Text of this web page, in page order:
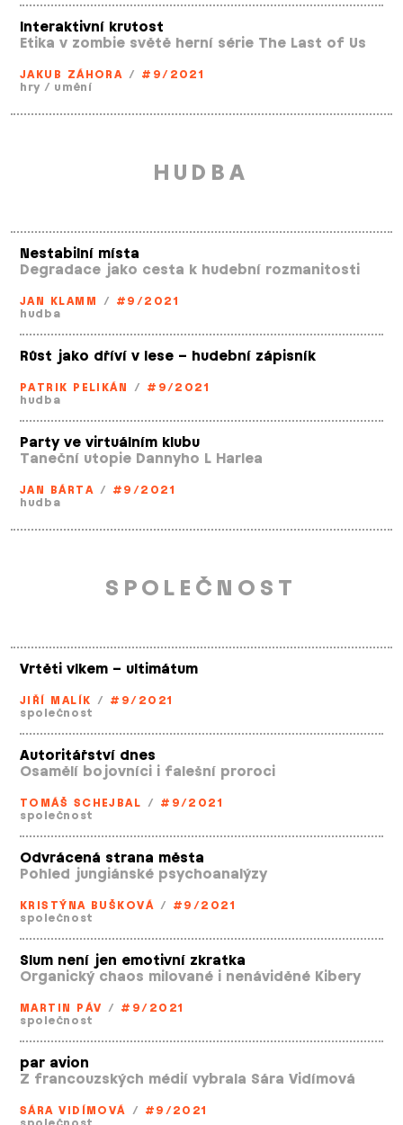
Interaktivní krutost
Etika v zombie světě herní série The Last of Us
JAKUB ZÁHORA / #9/2021
hry / umění
HUDBA
Nestabilní místa
Degradace jako cesta k hudební rozmanitosti
JAN KLAMM / #9/2021
hudba
Růst jako dříví v lese – hudební zápisník
PATRIK PELIKÁN / #9/2021
hudba
Party ve virtuálním klubu
Taneční utopie Dannyho L Harlea
JAN BÁRTA / #9/2021
hudba
SPOLEČNOST
Vrtěti vlkem – ultimátum
JIŘÍ MALÍK / #9/2021
společnost
Autoritářství dnes
Osamělí bojovníci i falešní proroci
TOMÁŠ SCHEJBAL / #9/2021
společnost
Odvrácená strana města
Pohled jungiánské psychoanalýzy
KRISTÝNA BUŠKOVÁ / #9/2021
společnost
Slum není jen emotivní zkratka
Organický chaos milované i nenáviděné Kibery
MARTIN PÁV / #9/2021
společnost
par avion
Z francouzských médií vybrala Sára Vidímová
SÁRA VIDÍMOVÁ / #9/2021